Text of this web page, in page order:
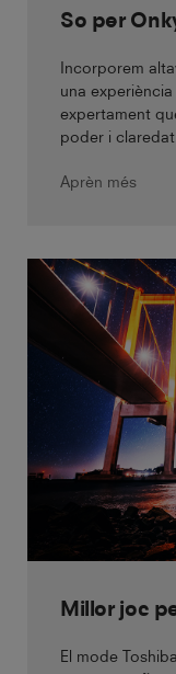
So per
Incorporem
una
expertament
poder i claredat.
Aprèn més
Millor joc
El mode